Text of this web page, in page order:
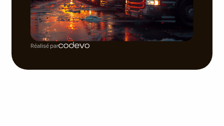
Réalisé par